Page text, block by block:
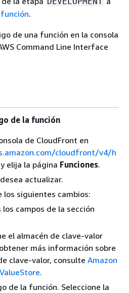
.
de una función en la consola
Command Line Interface
de la función
de CloudFront en
cloudfront/v4/h
y elija la página Funciones.
actualizar.
los siguientes cambios:
campos de la sección
el almacén de clave-valor
más información sobre
clave-valor, consulte Amazon
.
de la función. Seleccione la